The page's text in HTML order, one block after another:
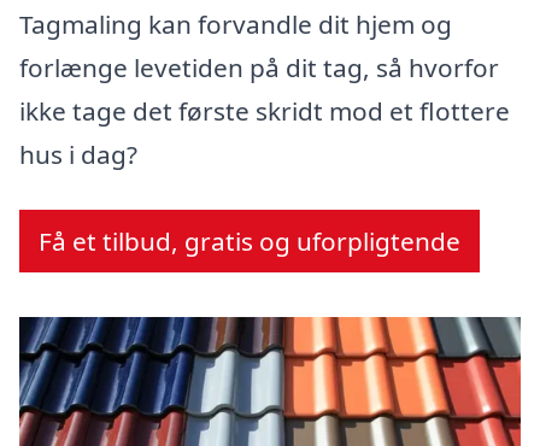
Tagmaling kan forvandle dit hjem og
forlænge levetiden på dit tag, så hvorfor
ikke tage det første skridt mod et flottere
hus i dag?
Få et tilbud, gratis og uforpligtende